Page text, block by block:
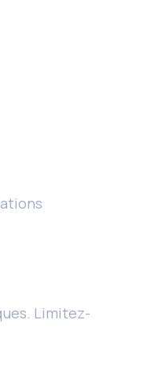
Limitez-